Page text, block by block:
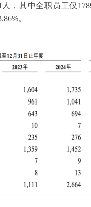
，其中全职员工仅
。